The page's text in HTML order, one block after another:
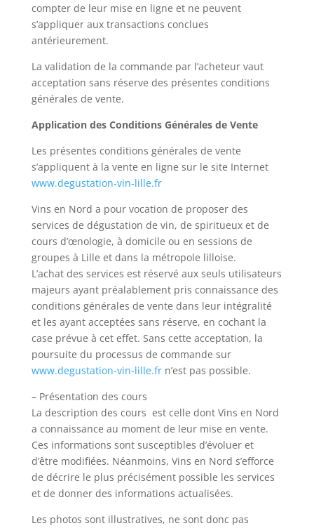
compter de leur mise en ligne et ne peuvent
s’appliquer aux transactions conclues
antérieurement.
La validation de la commande par l’acheteur vaut
acceptation sans réserve des présentes conditions
générales de vente.
Application des Conditions Générales de Vente
Les présentes conditions générales de vente
s’appliquent à la vente en ligne sur le site Internet
www.degustation-vin-lille.fr
Vins en Nord a pour vocation de proposer des
services de dégustation de vin, de spiritueux et de
cours d’œnologie, à domicile ou en sessions de
groupes à Lille et dans la métropole lilloise.
L’achat des services est réservé aux seuls utilisateurs
majeurs ayant préalablement pris connaissance des
conditions générales de vente dans leur intégralité
et les ayant acceptées sans réserve, en cochant la
case prévue à cet effet. Sans cette acceptation, la
poursuite du processus de commande sur
www.degustation-vin-lille.frn’est pas possible.
– Présentation des cours
La description des cours est celle dont Vins en Nord
a connaissance au moment de leur mise en vente.
Ces informations sont susceptibles d’évoluer et
d’être modifiées. Néanmoins, Vins en Nord s’efforce
de décrire le plus précisément possible les services
et de donner des informations actualisées.
Les photos sont illustratives, ne sont donc pas